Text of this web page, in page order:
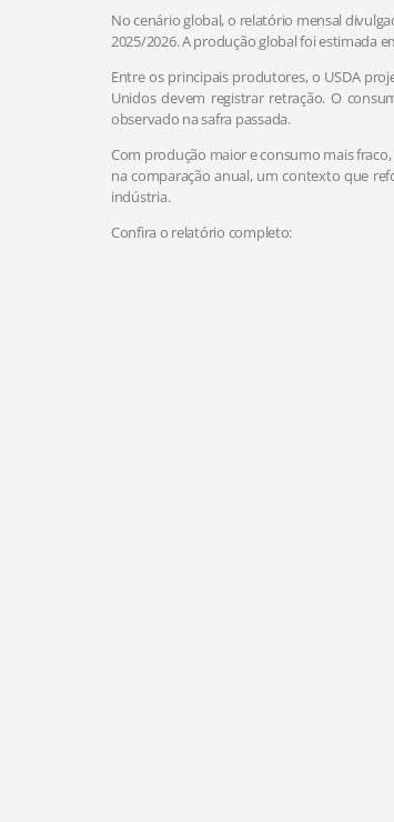
No cenário global, o relatório mensal
2025/2026. A produção global foi estimada
Entre os principais produtores, o USDA
Unidos devem registrar retração. O
observado na safra passada.
Com produção maior e consumo mais
na comparação anual, um contexto que
indústria.
Confira o relatório completo: